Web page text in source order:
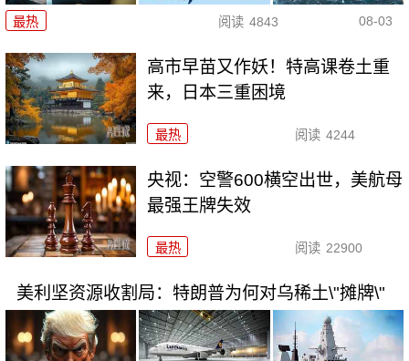
最热 阅读 4843 08-03
高市早苗又作妖！特高课卷土重
来，日本三重困境
最热 阅读 4244
央视：空警600横空出世，美航母
最强王牌失效
最热 阅读 22900
美利坚资源收割局：特朗普为何对乌稀土\"摊牌\"